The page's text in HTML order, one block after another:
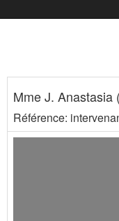
Mme J. Anastasia
Référence: